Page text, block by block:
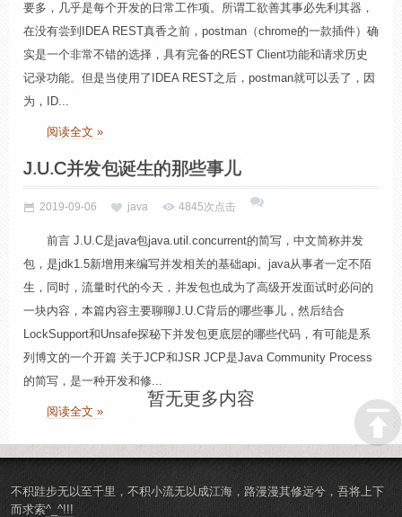
要多，几乎是每个开发的日常工作项。所谓工欲善其事必先利其器，
在没有尝到IDEA REST真香之前，postman（chrome的一款插件）确
实是一个非常不错的选择，具有完备的REST Client功能和请求历史
记录功能。但是当使用了IDEA REST之后，postman就可以丢了，因
为，ID...
阅读全文 »
J.U.C并发包诞生的那些事儿
2019-09-06 java 4845次点击
前言 J.U.C是java包java.util.concurrent的简写，中文简称并发
包，是jdk1.5新增用来编写并发相关的基础api。java从事者一定不陌
生，同时，流量时代的今天，并发包也成为了高级开发面试时必问的
一块内容，本篇内容主要聊聊J.U.C背后的哪些事儿，然后结合
LockSupport和Unsafe探秘下并发包更底层的哪些代码，有可能是系
列博文的一个开篇 关于JCP和JSR JCP是Java Community Process
的简写，是一种开发和修...
阅读全文 »
暂无更多内容
不积跬步无以至千里，不积小流无以成江海，路漫漫其修远兮，吾将上下
而求索^_^!!!